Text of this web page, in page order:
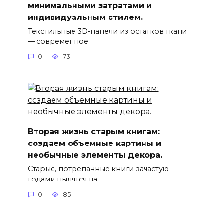
минимальными затратами и
индивидуальным стилем.
Текстильные 3D-панели из остатков ткани
— современное
0 73
Вторая жизнь старым книгам:
создаем объемные картины и
необычные элементы декора.
Старые, потрёпанные книги зачастую
годами пылятся на
0 85